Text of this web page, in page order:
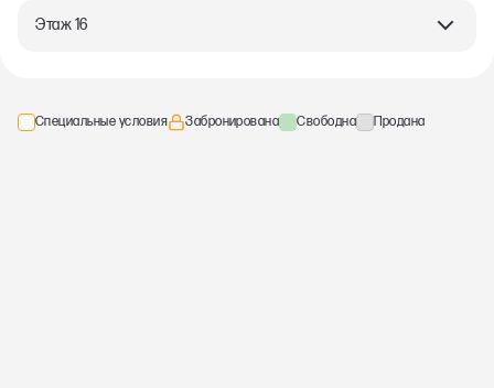
Этаж 16
Специальные условия Забронирована Свободна Продана